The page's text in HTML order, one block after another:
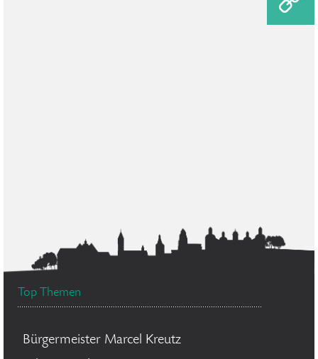
Top Themen
Bürgermeister Marcel Kreutz